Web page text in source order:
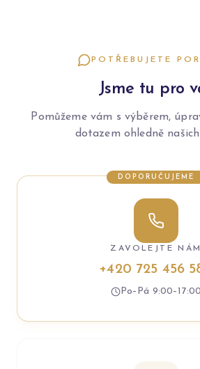
POTŘEBUJETE
Jsme tu pro
Pomůžeme vám s výběrem,
dotazem ohledně
DOPORUČUJEME
ZAVOLEJTE NÁM
+420 725 456
Po–Pá 9:00–17:00